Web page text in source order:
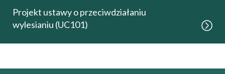
Projekt ustawy o przeciwdziałaniu
wylesianiu (UC101)